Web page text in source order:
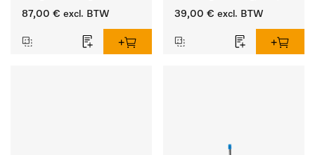
vergr., Ø 6, lengte
87,00 € excl. BTW
lengte 225 mm.
39,00 € excl. BTW